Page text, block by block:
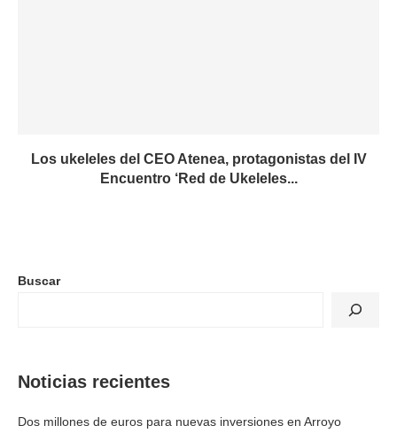
Los ukeleles del CEO Atenea, protagonistas del IV
Encuentro ‘Red de Ukeleles...
Buscar
Noticias recientes
Dos millones de euros para nuevas inversiones en Arroyo